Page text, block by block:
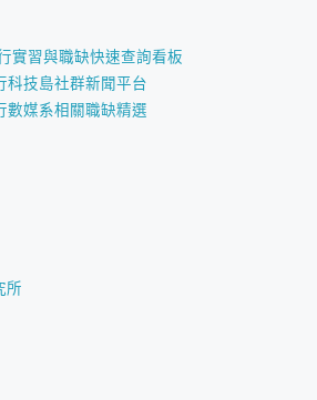
實習與職缺快速查詢看板
科技島社群新聞平台
數媒系相關職缺精選
所